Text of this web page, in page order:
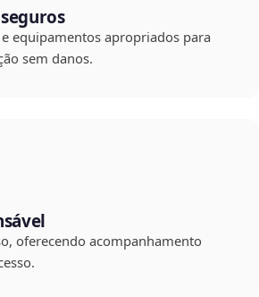
equipamentos apropriados para
sem danos.
oferecendo acompanhamento